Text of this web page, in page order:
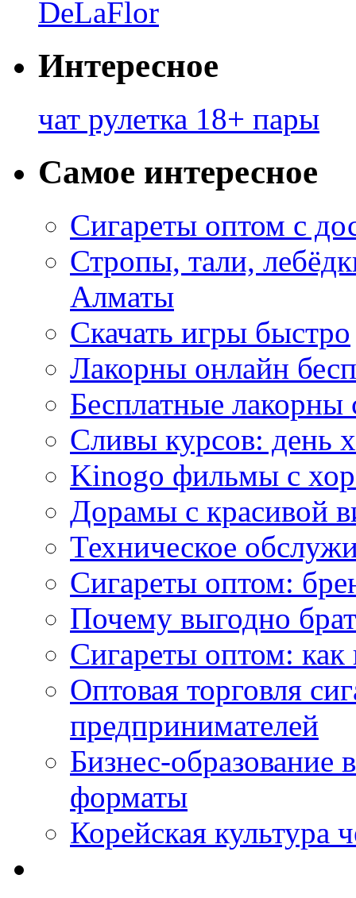
DeLaFlor
Интересное
чат рулетка 18+ пары
Самое интересное
Сигареты оптом с
Стропы, тали,
Алматы
Скачать игры быстро
Лакорны онлайн
Бесплатные лакорны
Сливы курсов: день
Kinogo фильмы с
Дорамы с красивой
Техническое
Сигареты оптом:
Почему выгодно
Сигареты оптом: как
Оптовая торговля
предпринимателей
Бизнес-образование
форматы
Корейская культура